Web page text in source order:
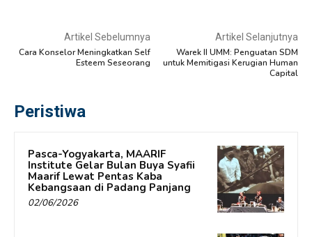
Artikel Sebelumnya
Cara Konselor Meningkatkan Self
Esteem Seseorang
Artikel Selanjutnya
Warek II UMM: Penguatan SDM
untuk Memitigasi Kerugian Human
Capital
Peristiwa
Pasca-Yogyakarta, MAARIF
Institute Gelar Bulan Buya Syafii
Maarif Lewat Pentas Kaba
Kebangsaan di Padang Panjang
02/06/2026